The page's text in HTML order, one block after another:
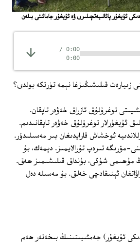
ئۇيغۇر پائالىيەتچىلىرى ۋە ئۇيغۇر جامائىتى بىلەن
0:00
/
0:00
زىيارەت قىلىشىڭىزغا نېمە تۈرتكە بولدى؟
توغرۇلۇق ئازراق خەۋەر تاپقان.
ئۇيغۇرلار توغرۇلۇق خەۋەر تاپقانىدىم.
ئوخشاش قارايدىغان بىر مەسىلىدۇر.
مۆرىگە تىرەپ تۇرالايمىز. دېمەك، بۇ
مۇھىمى شۇكى، بۇنداق قىلىشىمىز ھەق.
ئېتىقادچى خەلق. بۇ مەسىلە دەل
ئۇيغۇر) جەمئىيىتىنىڭ بىخەتەر ھەم